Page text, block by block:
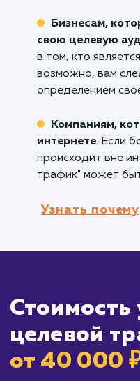
наибольшей
товарах или
Интернет-
проектам:
покупателей,
или услуги,
конкуренцией:
Кому не
Бизнесам,